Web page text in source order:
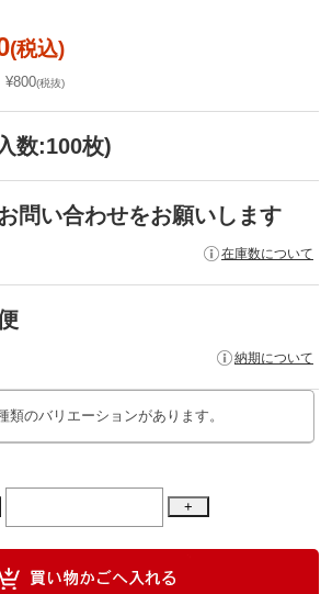
(税込)
¥800(税抜)
数:100枚)
問い合わせをお願いします
在庫数について
納期について
類のバリエーションがあります。